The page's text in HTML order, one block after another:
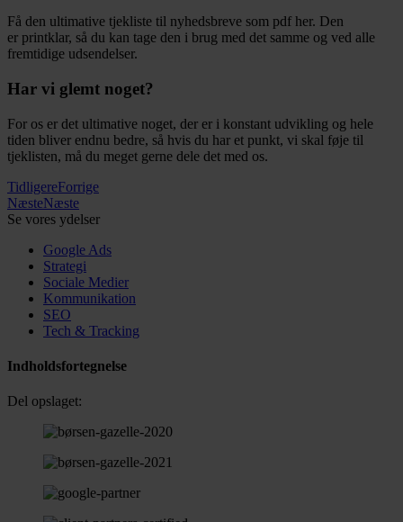
Få den ultimative tjekliste til nyhedsbreve som pdf her. Den
er printklar, så du kan tage den i brug med det samme og ved alle
fremtidige udsendelser.
Har vi glemt noget?
For os er det ultimative noget, der er i konstant udvikling og hele
tiden bliver endnu bedre, så hvis du har et punkt, vi skal føje til
tjeklisten, må du meget gerne dele det med os.
TidligereForrige
NæsteNæste
Se vores ydelser
Google Ads
Strategi
Sociale Medier
Kommunikation
SEO
Tech & Tracking
Indholdsfortegnelse
Del opslaget: